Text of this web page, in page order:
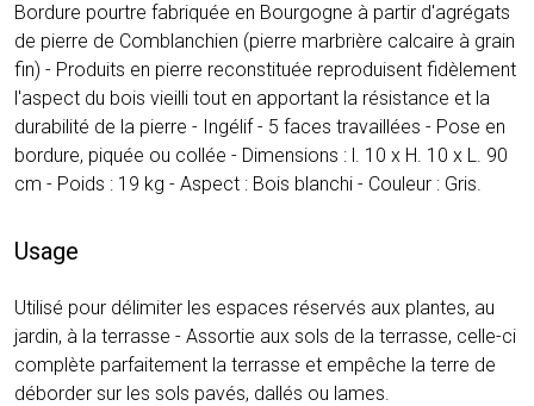
Bordure pourtre fabriquée en Bourgogne à partir d'agrégats
de pierre de Comblanchien (pierre marbrière calcaire à grain
fin) - Produits en pierre reconstituée reproduisent fidèlement
l'aspect du bois vieilli tout en apportant la résistance et la
durabilité de la pierre - Ingélif - 5 faces travaillées - Pose en
bordure, piquée ou collée - Dimensions : l. 10 x H. 10 x L. 90
cm - Poids : 19 kg - Aspect : Bois blanchi - Couleur : Gris.
Usage
Utilisé pour délimiter les espaces réservés aux plantes, au
jardin, à la terrasse - Assortie aux sols de la terrasse, celle-ci
complète parfaitement la terrasse et empêche la terre de
déborder sur les sols pavés, dallés ou lames.